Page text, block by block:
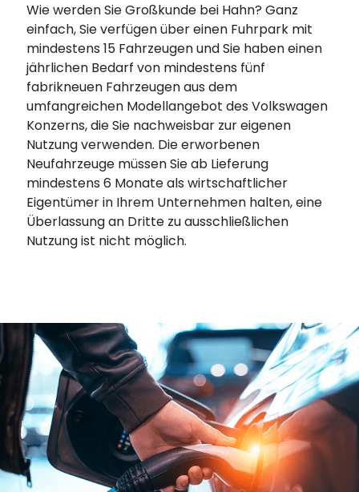
Wie werden Sie Großkunde bei Hahn? Ganz
einfach, Sie verfügen über einen Fuhrpark mit
mindestens 15 Fahrzeugen und Sie haben einen
jährlichen Bedarf von mindestens fünf
fabrikneuen Fahrzeugen aus dem
umfangreichen Modellangebot des Volkswagen
Konzerns, die Sie nachweisbar zur eigenen
Nutzung verwenden. Die erworbenen
Neufahrzeuge müssen Sie ab Lieferung
mindestens 6 Monate als wirtschaftlicher
Eigentümer in Ihrem Unternehmen halten, eine
Überlassung an Dritte zu ausschließlichen
Nutzung ist nicht möglich.